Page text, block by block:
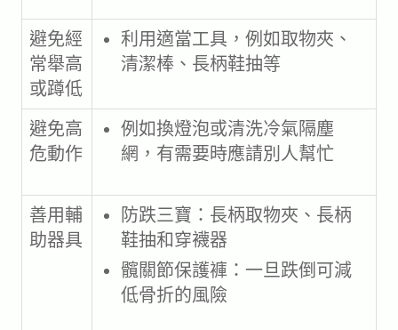
避免經
常舉高
或蹲低
利用適當工具，例如取物夾、
清潔棒、長柄鞋抽等
避免高
危動作
例如換燈泡或清洗冷氣隔塵
網，有需要時應請別人幫忙
善用輔
助器具
防跌三寶：長柄取物夾、長柄
鞋抽和穿襪器
髖關節保護褲：一旦跌倒可減
低骨折的風險